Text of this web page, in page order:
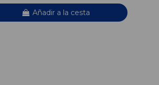
Añadir a la cesta